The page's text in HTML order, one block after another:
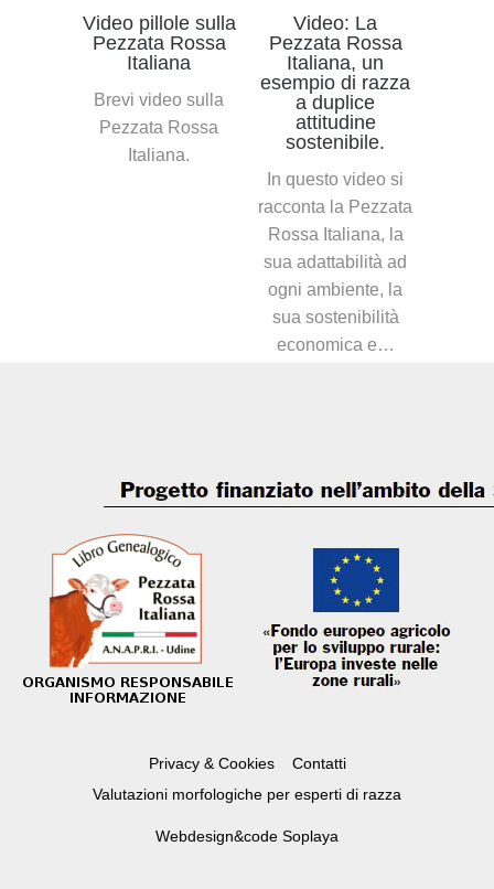
Video pillole sulla
Pezzata Rossa
Italiana
Brevi video sulla
Pezzata Rossa
Italiana.
Video: La
Pezzata Rossa
Italiana, un
esempio di razza
a duplice
attitudine
sostenibile.
In questo video si
racconta la Pezzata
Rossa Italiana, la
sua adattabilità ad
ogni ambiente, la
sua sostenibilità
economica e…
Privacy & Cookies
Contatti
Valutazioni morfologiche per esperti di razza
Webdesign&code Soplaya